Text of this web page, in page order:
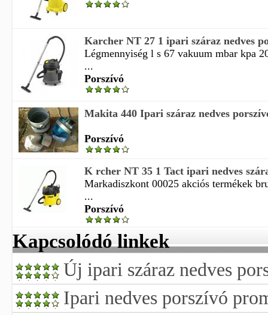
Karcher NT 27 1 ipari száraz nedves
Légmennyiség l s 67 vakuum mbar kpa
...
Porszívó
Makita 440 Ipari száraz nedves
Porszívó
K rcher NT 35 1 Tact ipari nedves
Markadiszkont 00025 akciós termékek
...
Porszívó
Kapcsolódó linkek
Új ipari száraz nedves
Ipari nedves porszívó